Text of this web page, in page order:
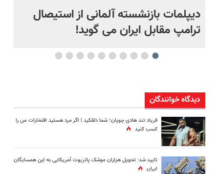
دیپلمات بازنشسته آلمانی از استیصال
ترامپ مقابل ایران می گوید!
دیدگاه خوانندگان
فریاد تند هادی چوپان؛‌ شما دلقکید | اگر مرد هستید افتخارات من را
کسب کنید
تایید شد: تحویل هزاران موشک پاتریوت آمریکایی به این همسایگان
ایران